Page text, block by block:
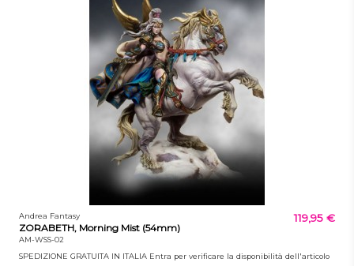
Andrea Fantasy
ZORABETH, Morning Mist (54mm)
AM-WSS-02
119,95 €
SPEDIZIONE GRATUITA IN ITALIA Entra per verificare la disponibilità dell'articolo